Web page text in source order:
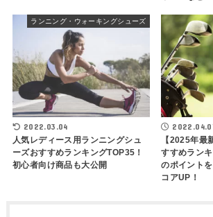
ランニング・ウォーキングシューズ
2022.03.04
人気レディース用ランニングシュ
ーズおすすめランキングTOP35！
初心者向け商品も大公開
【2025年最
すすめラン
のポイント
コアUP！